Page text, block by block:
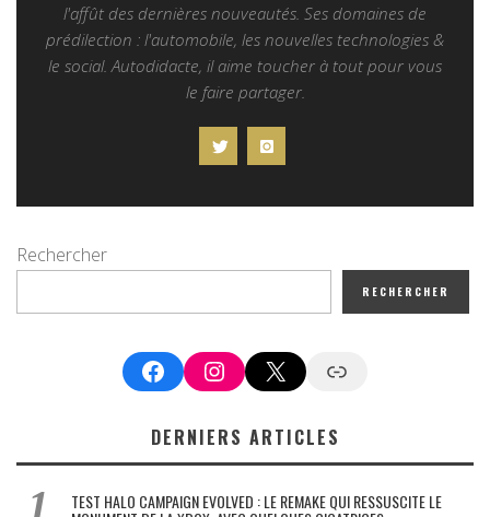
l'affût des dernières nouveautés. Ses domaines de
prédilection : l'automobile, les nouvelles technologies &
le social. Autodidacte, il aime toucher à tout pour vous
le faire partager.
Rechercher
RECHERCHER
FacebookInstagram
X Google News
DERNIERS ARTICLES
TEST HALO CAMPAIGN EVOLVED : LE REMAKE QUI RESSUSCITE LE